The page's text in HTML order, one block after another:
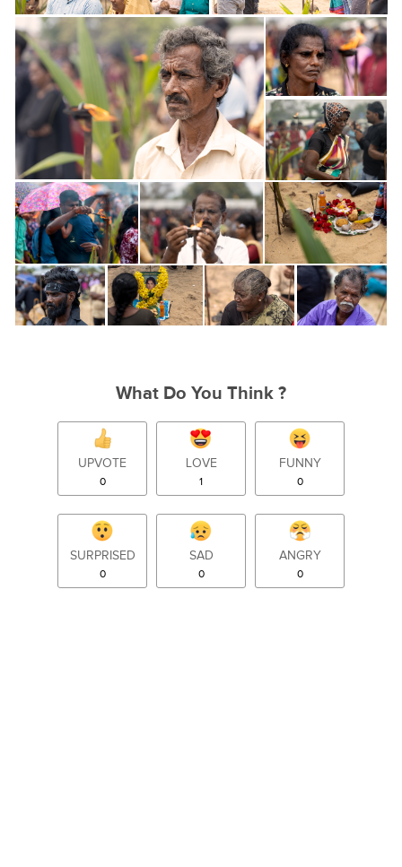
What Do You Think ?
UPVOTE
0
LOVE
1
FUNNY
0
SURPRISED
0
SAD
0
ANGRY
0